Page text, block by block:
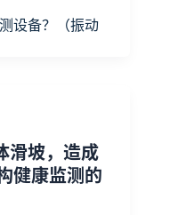
设备？（振动
滑坡，造成
健康监测的